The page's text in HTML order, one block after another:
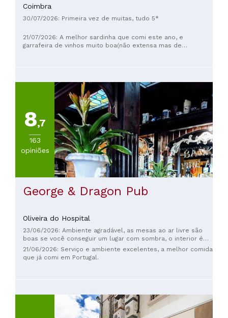
Coimbra
30/07/2026: Primeira vez de muitas, tudo 5*
21/07/2026: A melhor sardinha que comi este ano, e
garrafeira de vinhos muito boa(não extensa mas de
8,7
163
opiniões
George & Dragon Pub
Oliveira do Hospital
23/06/2026: Ambiente agradável, as mesas ao ar livre são
boas se você conseguir um lugar com sombra, o interior é
como um pub inglês tradicional, os funcionários são muito
simpáticos e prestativos
21/06/2026: Serviço e ambiente excelentes, a melhor comida
que já comi em Portugal.